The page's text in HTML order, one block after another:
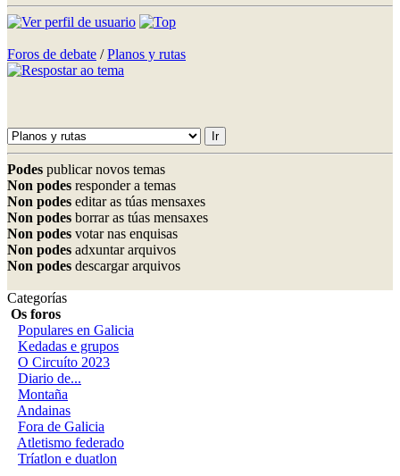
Foros de debate /Planos y rutas
Podes publicar novos temas
Non podes responder a temas
Non podes editar as túas mensaxes
Non podes borrar as túas mensaxes
Non podes votar nas enquisas
Non podes adxuntar arquivos
Non podes descargar arquivos
Categorías
Os foros
Populares en Galicia
Kedadas e grupos
O Circuíto 2023
Diario de...
Montaña
Andainas
Fora de Galicia
Atletismo federado
Tríatlon e duatlon